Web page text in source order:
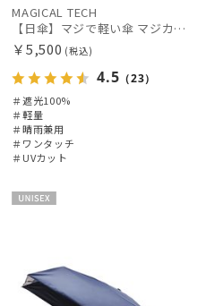
MAGICAL TECH
【日傘】マジで軽い傘 マジカルテックプロテクション(MAGICAL TECH PROTECTION) 50cm 晴雨兼用傘自動開閉折りたたみ日傘 一級遮光100% UV 軽量 機能性 人気
￥5,500 (税込)
4.5 （23）
＃遮光100%
＃軽量
＃晴雨兼用
＃ワンタッチ
＃UVカット